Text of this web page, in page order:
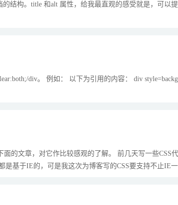
结构。title 和alt 属性，给我最直观的感受就是，可以
div。 例如： 以下为引用的内容： div
的文章，对它作比较感观的了解。 前几天写一些CSS
基于IE的，可是我这次为博客写的CSS要支持不止IE